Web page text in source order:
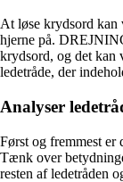
At løse krydsord kan
hjerne på.
krydsord, og det kan
ledetråde, der
Analyser
Først og fremmest er
Tænk over
resten af ledetråden